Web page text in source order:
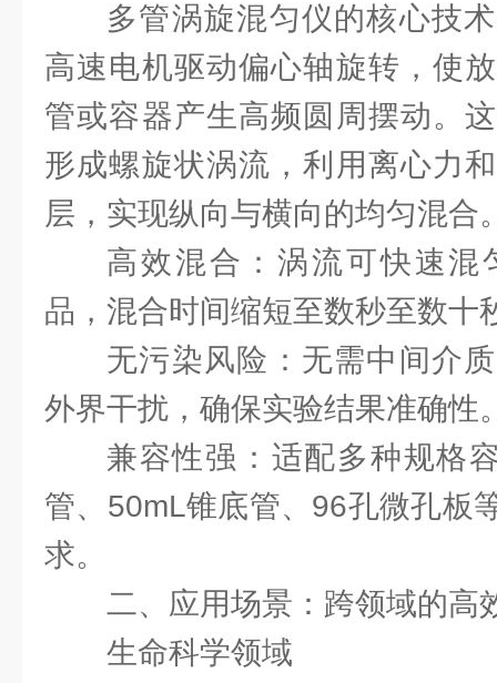
多管涡旋混匀仪的核心技
高速电机驱动偏心轴旋转，使
管或容器产生高频圆周摆动。
形成螺旋状涡流，利用离心力
层，实现纵向与横向的均匀混合
高效混合：涡流可快速混
品，混合时间缩短至数秒至数十
无污染风险：无需中间介
外界干扰，确保实验结果准确性
兼容性强：适配多种规格
管、50mL锥底管、96孔微孔板
求。
二、应用场景：跨领域的高
生命科学领域